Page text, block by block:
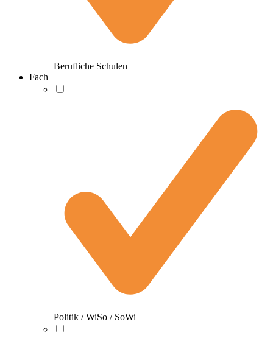
Berufliche Schulen
Fach
Politik / WiSo / SoWi